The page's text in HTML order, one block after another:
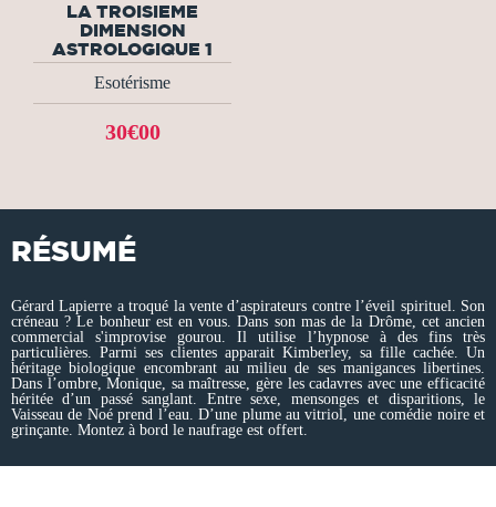
LA TROISIEME
DIMENSION
ASTROLOGIQUE 1
Esotérisme
30€00
RÉSUMÉ
Gérard Lapierre a troqué la vente d’aspirateurs contre l’éveil spirituel. Son
créneau ? Le bonheur est en vous. Dans son mas de la Drôme, cet ancien
commercial s'improvise gourou. Il utilise l’hypnose à des fins très
particulières. Parmi ses clientes apparait Kimberley, sa fille cachée. Un
héritage biologique encombrant au milieu de ses manigances libertines.
Dans l’ombre, Monique, sa maîtresse, gère les cadavres avec une efficacité
héritée d’un passé sanglant. Entre sexe, mensonges et disparitions, le
Vaisseau de Noé prend l’eau. D’une plume au vitriol, une comédie noire et
grinçante. Montez à bord le naufrage est offert.